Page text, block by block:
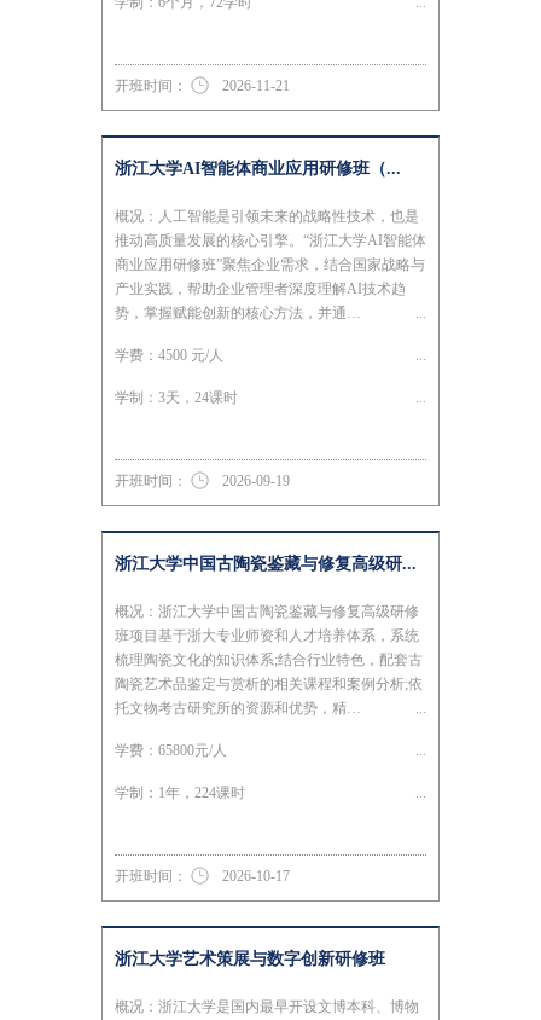
开班时间： 2026-11-21
浙江大学AI智能体商业应用研修班（...
概况：人工智能是引领未来的战略性技术，也是
推动高质量发展的核心引擎。“浙江大学AI智能体
商业应用研修班”聚焦企业需求，结合国家战略与
产业实践，帮助企业管理者深度理解AI技术趋
势，掌握赋能创新的核心方法，并通…
学费：4500 元/人
学制：3天，24课时
开班时间： 2026-09-19
浙江大学中国古陶瓷鉴藏与修复高级研...
概况：浙江大学中国古陶瓷鉴藏与修复高级研修
班项目基于浙大专业师资和人才培养体系，系统
梳理陶瓷文化的知识体系;结合行业特色，配套古
陶瓷艺术品鉴定与赏析的相关课程和案例分析;依
托文物考古研究所的资源和优势，精…
学费：65800元/人
学制：1年，224课时
开班时间： 2026-10-17
浙江大学艺术策展与数字创新研修班
概况：浙江大学是国内最早开设文博本科、博物